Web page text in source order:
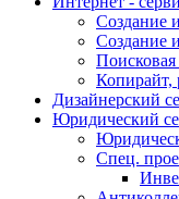
Создание
Создание
Копирайт,
Дизайнерский
Юридический
Спец.